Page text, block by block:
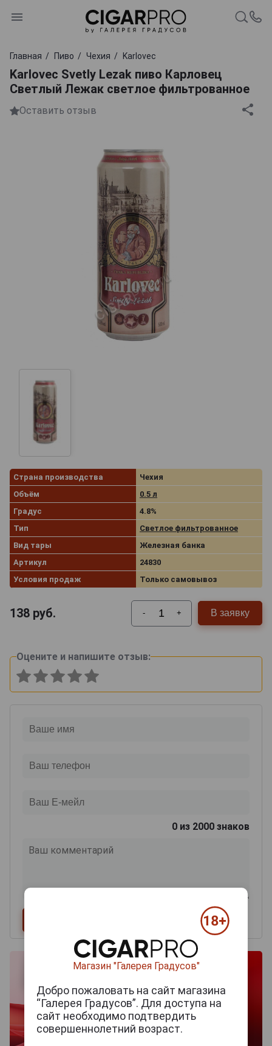
Главная Пиво Чехия Karlovec
Karlovec Svetly Lezak пиво Карловец
Светлый Лежак светлое фильтрованное
Оставить отзыв
Страна производства
Чехия
Объём
0.5 л
Градус
4.8%
Тип
Светлое фильтрованное
Вид тары
Железная банка
Артикул
24830
Условия продаж
Только самовывоз
138 руб. - + В заявку
Оцените и напишите отзыв:
0 из 2000 знаков
Магазин "Галерея Градусов"
Добро пожаловать на сайт магазина
“Галерея Градусов”. Для доступа на
сайт необходимо подтвердить
совершеннолетний возраст.